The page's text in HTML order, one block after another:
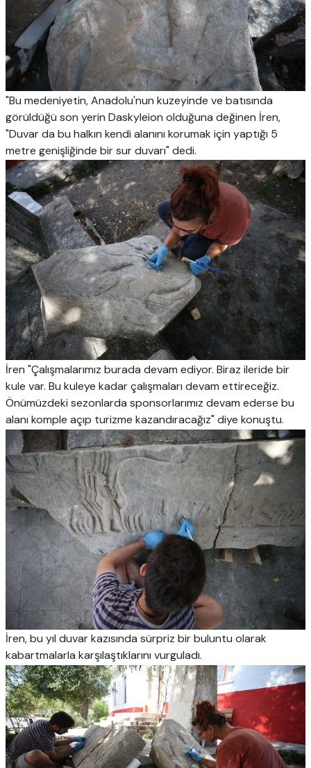
"Bu medeniyetin, Anadolu'nun kuzeyinde ve batısında
görüldüğü son yerin Daskyleion olduğuna değinen İren,
"Duvar da bu halkın kendi alanını korumak için yaptığı 5
metre genişliğinde bir sur duvarı" dedi.
İren "Çalışmalarımız burada devam ediyor. Biraz ileride bir
kule var. Bu kuleye kadar çalışmaları devam ettireceğiz.
Önümüzdeki sezonlarda sponsorlarımız devam ederse bu
alanı komple açıp turizme kazandıracağız" diye konuştu.
İren, bu yıl duvar kazısında sürpriz bir buluntu olarak
kabartmalarla karşılaştıklarını vurguladı.